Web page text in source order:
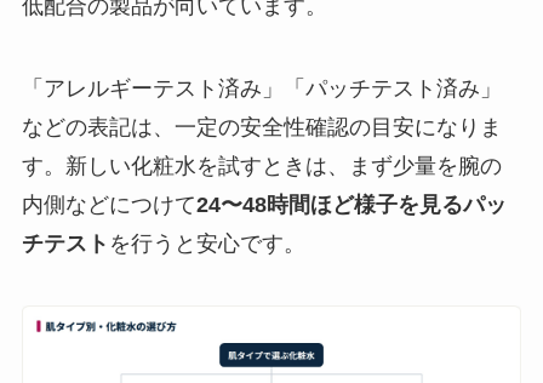
低配合の製品が向いています。
「アレルギーテスト済み」「パッチテスト済み」
などの表記は、一定の安全性確認の目安になりま
す。新しい化粧水を試すときは、まず少量を腕の
内側などにつけて24〜48時間ほど様子を見るパッ
チテスト を行うと安心です。